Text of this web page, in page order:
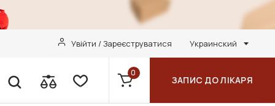
Увійти / Зареєструватися Украинский
0
ЗАПИС ДО ЛІКАРЯ